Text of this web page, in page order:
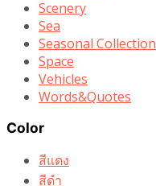
Scenery
Sea
Seasonal Collection
Space
Vehicles
Words&Quotes
Color
สีแดง
สีดำ